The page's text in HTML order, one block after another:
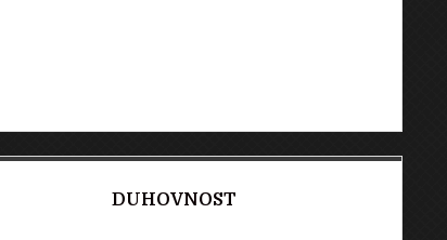
DUHOVNOST